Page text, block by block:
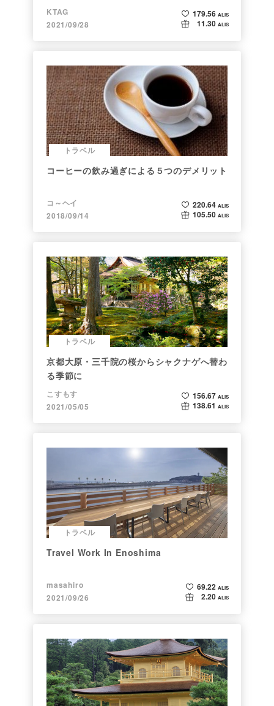
KTAG
2021/09/28
179.56 ALIS
11.30 ALIS
トラベル
コーヒーの飲み過ぎによる５つのデメリット
コ～ヘイ
2018/09/14
220.64 ALIS
105.50 ALIS
トラベル
京都大原・三千院の桜からシャクナゲへ替わ
る季節に
こすもす
2021/05/05
156.67 ALIS
138.61 ALIS
トラベル
Travel Work In Enoshima
masahiro
2021/09/26
69.22 ALIS
2.20 ALIS